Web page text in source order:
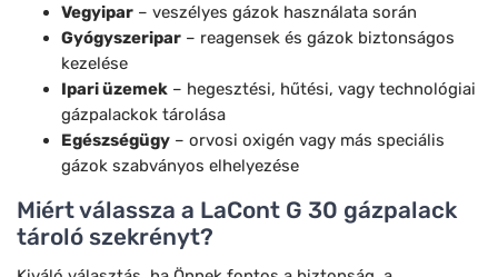
Vegyipar – veszélyes gázok használata során
Gyógyszeripar – reagensek és gázok biztonságos
kezelése
Ipari üzemek – hegesztési, hűtési, vagy technológiai
gázpalackok tárolása
Egészségügy – orvosi oxigén vagy más speciális
gázok szabványos elhelyezése
Miért válassza a LaCont G 30 gázpalack
tároló szekrényt?